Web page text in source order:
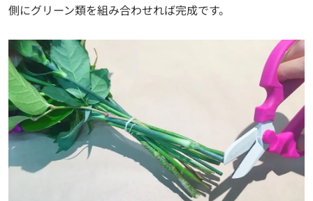
側にグリーン類を組み合わせれば完成です。